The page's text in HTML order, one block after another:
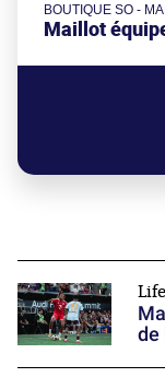
BOUTIQUE SO -
Maillot
de